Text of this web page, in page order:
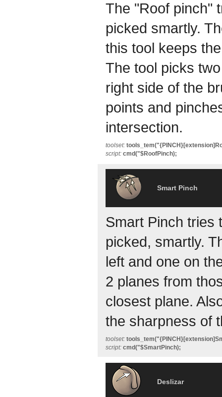
The "Roof pinch"
picked smartly.
this tool keeps
The tool picks
right side of the
points and
intersection.
toolset:
script: cmd("$RoofPinch);
Smart Pinch
Smart Pinch tries
picked, smartly.
left and one on
2 planes from
closest plane.
the sharpness of
toolset:
script: cmd("$SmartPinch);
Deslizar